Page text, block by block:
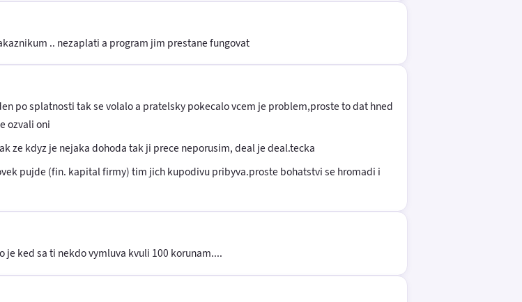
.. nezaplati a program jim prestane fungovat
po splatnosti tak se volalo a pratelsky pokecalo vcem je problem,proste to dat hned
ozvali oni
ze kdyz je nejaka dohoda tak ji prece neporusim, deal je deal.tecka
pujde (fin. kapital firmy) tim jich kupodivu pribyva.proste bohatstvi se hromadi i
ked sa ti nekdo vymluva kvuli 100 korunam....